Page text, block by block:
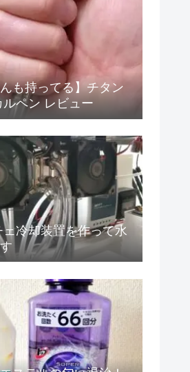
んも持ってる】チタン
ペン レビュー
冷却装置を作って水